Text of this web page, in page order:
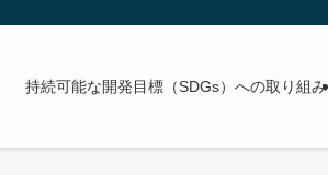
持続可能な開発目標（SDGs）への取り組み